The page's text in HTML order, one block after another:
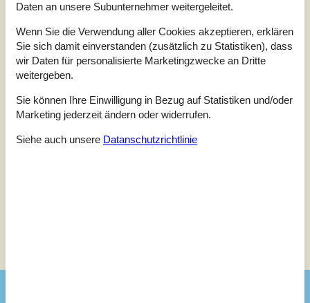
4,0
Letzte Bewertung ist vom 18.08.2024
4
3 (0)
2
Kommentare
Daten an unsere Subunternehmer weitergeleitet.
Wenn Sie die Verwendung aller Cookies akzeptieren, erklären
Sie sich damit einverstanden (zusätzlich zu Statistiken), dass
wir Daten für personalisierte Marketingzwecke an Dritte
weitergeben.
Sie können Ihre Einwilligung in Bezug auf Statistiken und/oder
Marketing jederzeit ändern oder widerrufen.
Siehe auch unsere Datanschutzrichtlinie